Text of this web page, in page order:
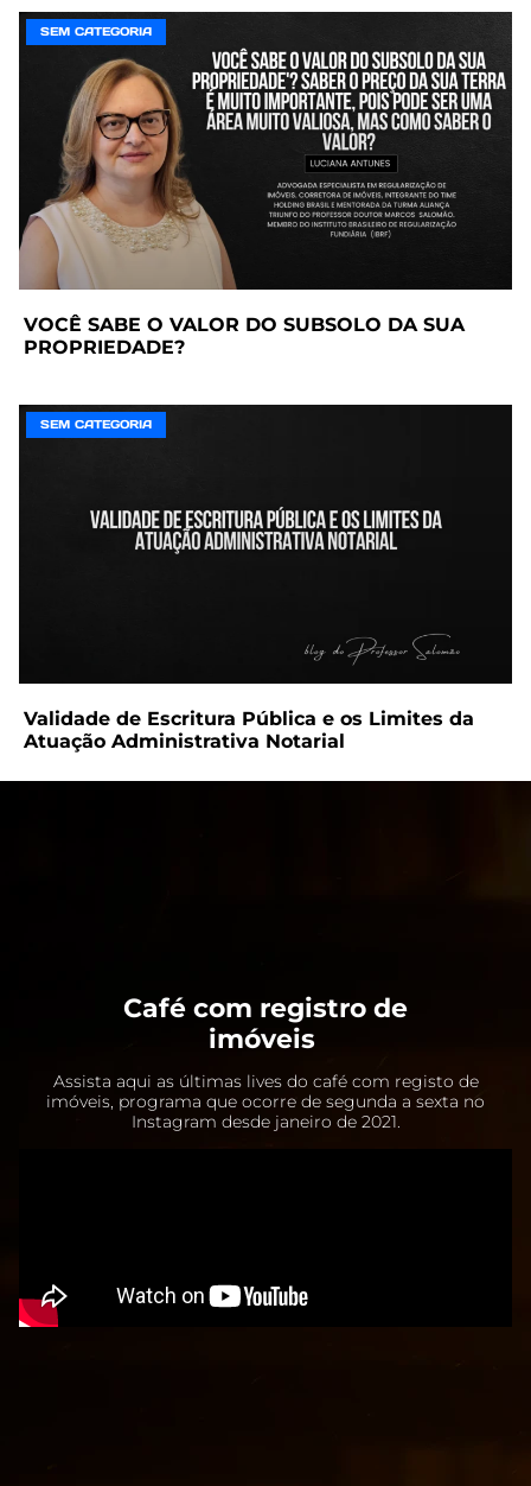
SEM CATEGORIA
VOCÊ SABE O VALOR DO SUBSOLO DA SUA
PROPRIEDADE?
SEM CATEGORIA
Validade de Escritura Pública e os Limites da
Atuação Administrativa Notarial
Café com registro de
imóveis
Assista aqui as últimas lives do café com registo de
imóveis, programa que ocorre de segunda a sexta no
Instagram desde janeiro de 2021.